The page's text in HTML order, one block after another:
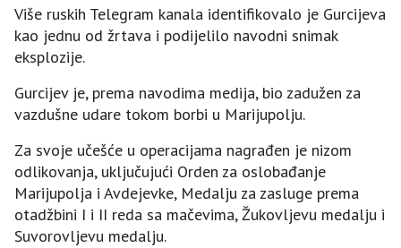
Više ruskih Telegram kanala identifikovalo je Gurcijeva
kao jednu od žrtava i podijelilo navodni snimak
eksplozije.
Gurcijev je, prema navodima medija, bio zadužen za
vazdušne udare tokom borbi u Marijupolju.
Za svoje učešće u operacijama nagrađen je nizom
odlikovanja, uključujući Orden za oslobađanje
Marijupolja i Avdejevke, Medalju za zasluge prema
otadžbini I i II reda sa mačevima, Žukovljevu medalju i
Suvorovljevu medalju.